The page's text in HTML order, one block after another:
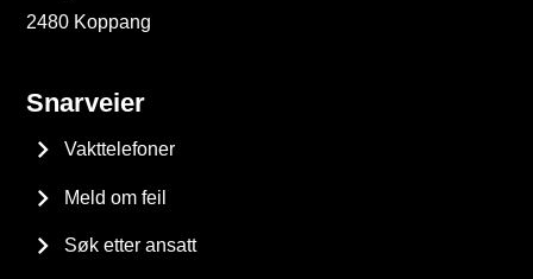
2480 Koppang
Snarveier
Vakttelefoner
Meld om feil
Søk etter ansatt